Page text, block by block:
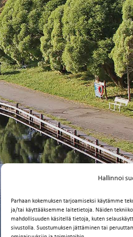
Hallinnoi
Parhaan kokemuksen tarjoamiseksi käytämme
ja/tai käyttääksemme laitetietoja. Näiden
mahdollisuuden käsitellä tietoja, kuten
sivustolla. Suostumuksen jättäminen tai